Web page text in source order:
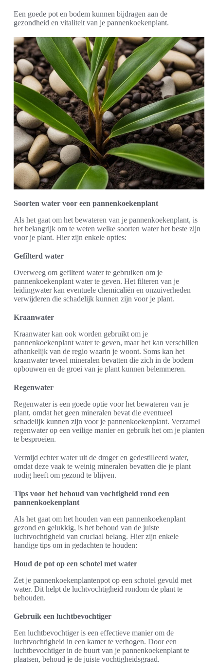
Een goede pot en bodem kunnen bijdragen aan de
gezondheid en vitaliteit van je pannenkoekenplant.
Soorten water voor een pannenkoekenplant
Als het gaat om het bewateren van je pannenkoekenplant, is
het belangrijk om te weten welke soorten water het beste zijn
voor je plant. Hier zijn enkele opties:
Gefilterd water
Overweeg om gefilterd water te gebruiken om je
pannenkoekenplant water te geven. Het filteren van je
leidingwater kan eventuele chemicaliën en onzuiverheden
verwijderen die schadelijk kunnen zijn voor je plant.
Kraanwater
Kraanwater kan ook worden gebruikt om je
pannenkoekenplant water te geven, maar het kan verschillen
afhankelijk van de regio waarin je woont. Soms kan het
kraanwater teveel mineralen bevatten die zich in de bodem
opbouwen en de groei van je plant kunnen belemmeren.
Regenwater
Regenwater is een goede optie voor het bewateren van je
plant, omdat het geen mineralen bevat die eventueel
schadelijk kunnen zijn voor je pannenkoekenplant. Verzamel
regenwater op een veilige manier en gebruik het om je planten
te besproeien.
Vermijd echter water uit de droger en gedestilleerd water,
omdat deze vaak te weinig mineralen bevatten die je plant
nodig heeft om gezond te blijven.
Tips voor het behoud van vochtigheid rond een
pannenkoekenplant
Als het gaat om het houden van een pannenkoekenplant
gezond en gelukkig, is het behoud van de juiste
luchtvochtigheid van cruciaal belang. Hier zijn enkele
handige tips om in gedachten te houden:
Houd de pot op een schotel met water
Zet je pannenkoekenplantenpot op een schotel gevuld met
water. Dit helpt de luchtvochtigheid rondom de plant te
behouden.
Gebruik een luchtbevochtiger
Een luchtbevochtiger is een effectieve manier om de
luchtvochtigheid in een kamer te verhogen. Door een
luchtbevochtiger in de buurt van je pannenkoekenplant te
plaatsen, behoud je de juiste vochtigheidsgraad.